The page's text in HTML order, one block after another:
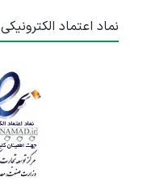
نماد اعتماد الکترونیکی